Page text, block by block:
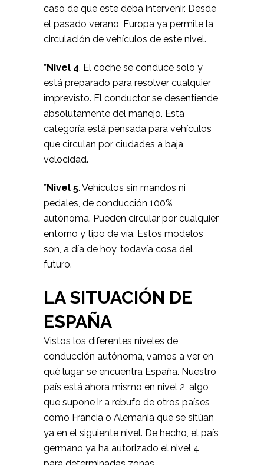
caso de que este deba intervenir. Desde
el pasado verano, Europa ya permite la
circulación de vehículos de este nivel.
*Nivel 4. El coche se conduce solo y
está preparado para resolver cualquier
imprevisto. El conductor se desentiende
absolutamente del manejo. Esta
categoría está pensada para vehículos
que circulan por ciudades a baja
velocidad.
*Nivel 5. Vehículos sin mandos ni
pedales, de conducción 100%
autónoma. Pueden circular por cualquier
entorno y tipo de vía. Estos modelos
son, a día de hoy, todavía cosa del
futuro.
LA SITUACIÓN DE
ESPAÑA
Vistos los diferentes niveles de
conducción autónoma, vamos a ver en
qué lugar se encuentra España. Nuestro
país está ahora mismo en nivel 2, algo
que supone ir a rebufo de otros países
como Francia o Alemania que se sitúan
ya en el siguiente nivel. De hecho, el país
germano ya ha autorizado el nivel 4